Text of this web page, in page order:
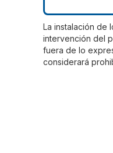
La instalación de
intervención del
fuera de lo
considerará